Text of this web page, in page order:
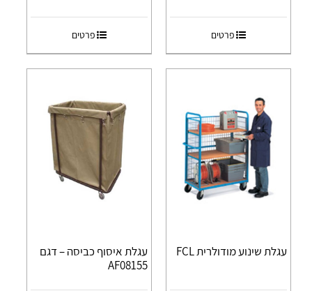
פרטים פרטים
עגלת שינוע מודולרית FCL
עגלת איסוף כביסה – דגם
AF08155